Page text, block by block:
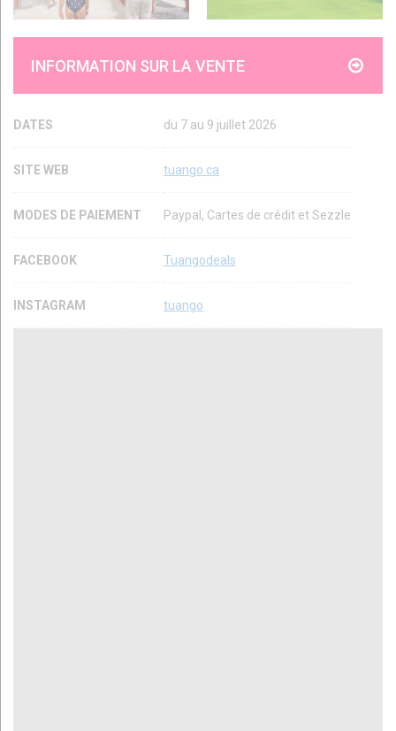
INFORMATION SUR LA VENTE
DATES du 7 au 9 juillet 2026
SITE WEB tuango.ca
MODES DE PAIEMENT Paypal, Cartes de crédit et Sezzle
FACEBOOK Tuangodeals
INSTAGRAM tuango